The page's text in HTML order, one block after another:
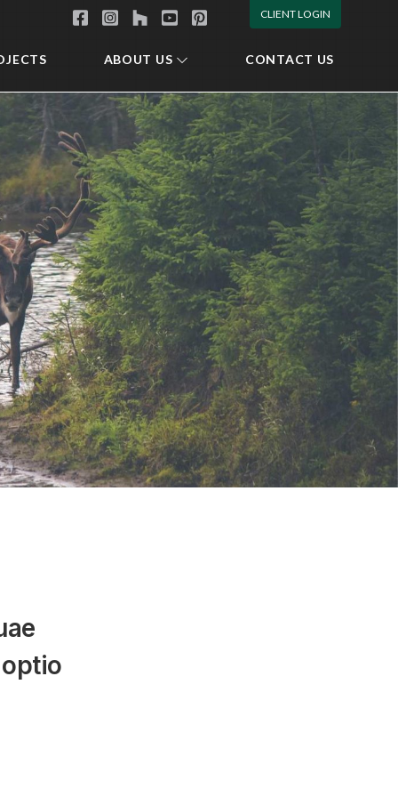
CLIENT LOGIN
ABOUT US CONTACT US